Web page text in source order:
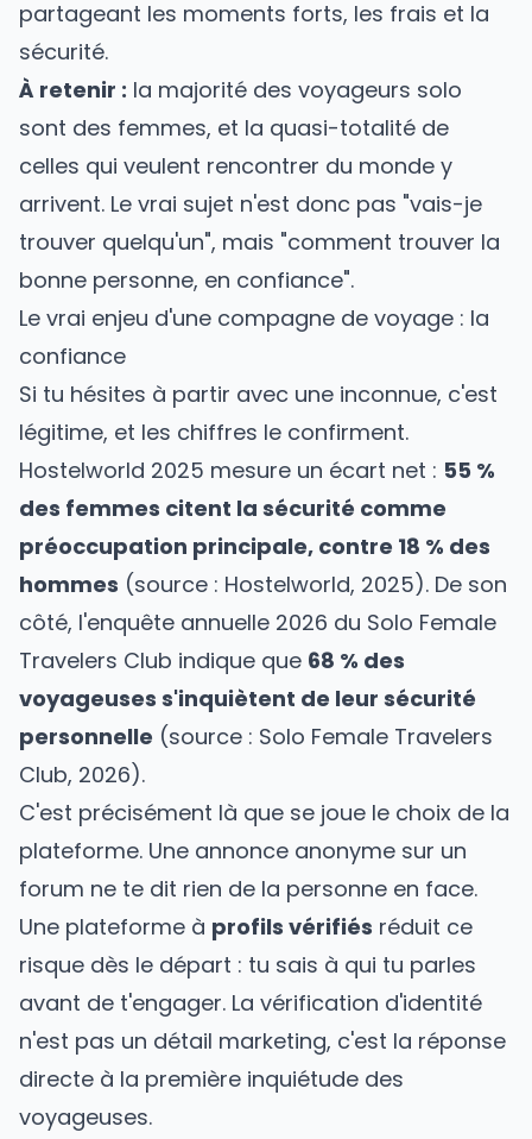
partageant les moments forts, les frais et la
sécurité.
À retenir : la majorité des voyageurs solo
sont des femmes, et la quasi-totalité de
celles qui veulent rencontrer du monde y
arrivent. Le vrai sujet n'est donc pas "vais-je
trouver quelqu'un", mais "comment trouver la
bonne personne, en confiance".
Le vrai enjeu d'une compagne de voyage : la
confiance
Si tu hésites à partir avec une inconnue, c'est
légitime, et les chiffres le confirment.
Hostelworld 2025 mesure un écart net : 55 %
des femmes citent la sécurité comme
préoccupation principale, contre 18 % des
hommes (source : Hostelworld, 2025). De son
côté, l'enquête annuelle 2026 du Solo Female
Travelers Club indique que 68 % des
voyageuses s'inquiètent de leur sécurité
personnelle (source : Solo Female Travelers
Club, 2026).
C'est précisément là que se joue le choix de la
plateforme. Une annonce anonyme sur un
forum ne te dit rien de la personne en face.
Une plateforme à profils vérifiés réduit ce
risque dès le départ : tu sais à qui tu parles
avant de t'engager. La vérification d'identité
n'est pas un détail marketing, c'est la réponse
directe à la première inquiétude des
voyageuses.